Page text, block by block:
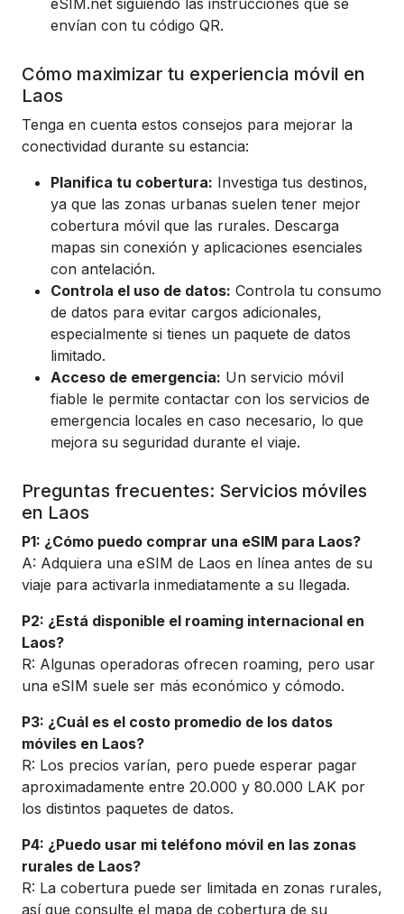
eSIM.net siguiendo las instrucciones que se
envían con tu código QR.
Cómo maximizar tu experiencia móvil en
Laos
Tenga en cuenta estos consejos para mejorar la
conectividad durante su estancia:
Planifica tu cobertura: Investiga tus destinos,
ya que las zonas urbanas suelen tener mejor
cobertura móvil que las rurales. Descarga
mapas sin conexión y aplicaciones esenciales
con antelación.
Controla el uso de datos: Controla tu consumo
de datos para evitar cargos adicionales,
especialmente si tienes un paquete de datos
limitado.
Acceso de emergencia: Un servicio móvil
fiable le permite contactar con los servicios de
emergencia locales en caso necesario, lo que
mejora su seguridad durante el viaje.
Preguntas frecuentes: Servicios móviles
en Laos
P1: ¿Cómo puedo comprar una eSIM para Laos?
A: Adquiera una eSIM de Laos en línea antes de su
viaje para activarla inmediatamente a su llegada.
P2: ¿Está disponible el roaming internacional en
Laos?
R: Algunas operadoras ofrecen roaming, pero usar
una eSIM suele ser más económico y cómodo.
P3: ¿Cuál es el costo promedio de los datos
móviles en Laos?
R: Los precios varían, pero puede esperar pagar
aproximadamente entre 20.000 y 80.000 LAK por
los distintos paquetes de datos.
P4: ¿Puedo usar mi teléfono móvil en las zonas
rurales de Laos?
R: La cobertura puede ser limitada en zonas rurales,
así que consulte el mapa de cobertura de su